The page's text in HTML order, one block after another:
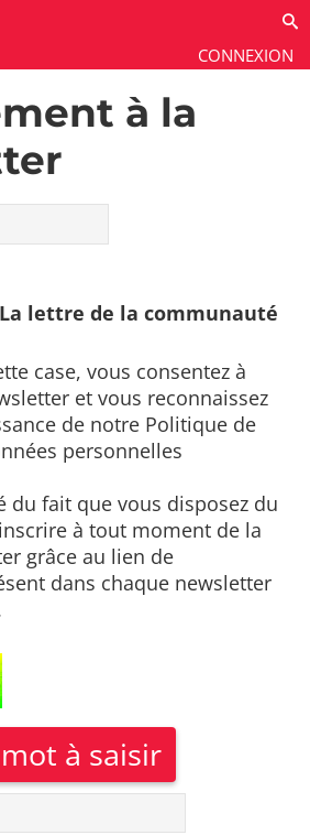
CONNEXION
à la
lettre de la communauté
case, vous consentez à
et vous reconnaissez
de notre Politique de
personnelles
du fait que vous disposez du
à tout moment de la
grâce au lien de
dans chaque newsletter
à saisir